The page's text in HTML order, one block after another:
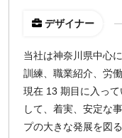
デザイナー
当社は神奈川県中心
訓練、職業紹介、労
現在 13 期目に入っ
して、着実、安定な
プの大きな発展を図